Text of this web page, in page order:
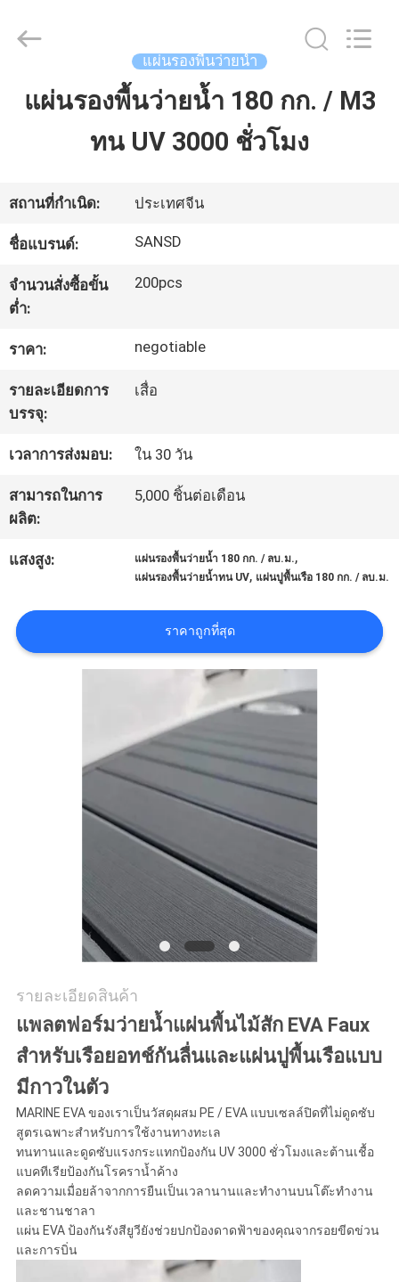
บ้าน
วิดีโอ
เกี่ยว
กับ
เรา
ทัวร์
โรงงาน
ควบคุม
คุณภาพ
แผนผัง
เว็บไซต์
PRIVACY
POLICY
WeFoam
trading
Developed
แผ่นรองพื้นว่ายน้ำ
แผ่นรองพื้นว่ายน้ำ 180 กก. / M3
ทน UV 3000 ชั่วโมง
สถานที่กำเนิด: ประเทศจีน
ชื่อแบรนด์: SANSD
จำนวนสั่งซื้อขั้น
ต่ำ:
200pcs
ราคา: negotiable
รายละเอียดการ
บรรจุ:
เสื่อ
เวลาการส่งมอบ: ใน 30 วัน
สามารถในการ
ผลิต:
5,000 ชิ้นต่อเดือน
แสงสูง: แผ่นรองพื้นว่ายน้ำ 180 กก. / ลบ.ม.,
แผ่นรองพื้นว่ายน้ำทน UV, แผ่นปูพื้นเรือ 180 กก. / ลบ.ม.
ราคาถูกที่สุด
รายละเอียดสินค้า
แพลตฟอร์มว่ายน้ำแผ่นพื้นไม้สัก EVA Faux
สำหรับเรือยอทช์กันลื่นและแผ่นปูพื้นเรือแบบ
มีกาวในตัว
MARINE EVA ของเราเป็นวัสดุผสม PE / EVA แบบเซลล์ปิดที่ไม่ดูดซับ
สูตรเฉพาะสำหรับการใช้งานทางทะเล
ทนทานและดูดซับแรงกระแทกป้องกัน UV 3000 ชั่วโมงและต้านเชื้อ
แบคทีเรียป้องกันโรคราน้ำค้าง
ลดความเมื่อยล้าจากการยืนเป็นเวลานานและทำงานบนโต๊ะทำงาน
และชานชาลา
แผ่น EVA ป้องกันรังสียูวียังช่วยปกป้องดาดฟ้าของคุณจากรอยขีดข่วน
และการบิ่น